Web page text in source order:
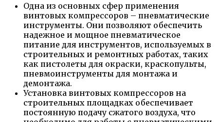
Одна из основных сфер применения
винтовых компрессоров – пневматические
инструменты. Они позволяют обеспечить
надежное и мощное пневматическое
питание для инструментов, используемых в
строительных и ремонтных работах, таких
как пистолеты для окраски, краскопульты,
пневмоинструменты для монтажа и
демонтажа.
Установка винтовых компрессоров на
строительных площадках обеспечивает
постоянную подачу сжатого воздуха, что